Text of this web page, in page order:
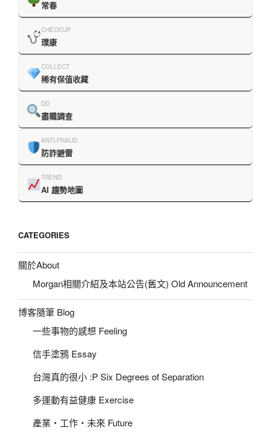
常春
CHECKUP
璞康
COLLECT
稀有保值收藏
DD
盡職調查
ANTI-FRAUD
防詐避雷
TREND
AI 趨勢地圖
CATEGORIES
關於About
Morgan相關介紹及本站公告(舊文) Old Announcement
博客隨筆 Blog
一些事物的感想 Feeling
信手塗鴉 Essay
台灣真的很小 :P Six Degrees of Separation
多運動有益健康 Exercise
產業‧工作‧未來 Future